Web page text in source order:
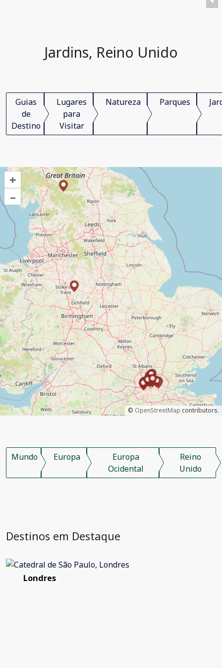
Jardins, Reino Unido
Guias
de
Destino
Lugares
para
Visitar
Natureza Parques
+
–
© OpenStreetMap contributors.
Mundo Europa
Europa
Ocidental
Reino
Unido
Destinos em Destaque
Londres